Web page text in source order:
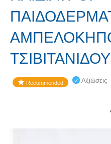
Recommended Αξιώσεις